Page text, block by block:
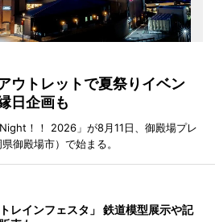
ウトレットで夏祭りイベン
日企画も
！！ 2026」が8月11日、御殿場プレ
御殿場市）で始まる。
レインフェスタ」 鉄道模型展示や記